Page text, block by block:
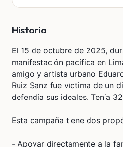
Historia
El 15 de octubre de 2025,
manifestación pacífica en
amigo y artista urbano
Ruiz Sanz fue víctima de un
defendía sus ideales. Tenía
Esta campaña tiene dos
- Apoyar directamente a la